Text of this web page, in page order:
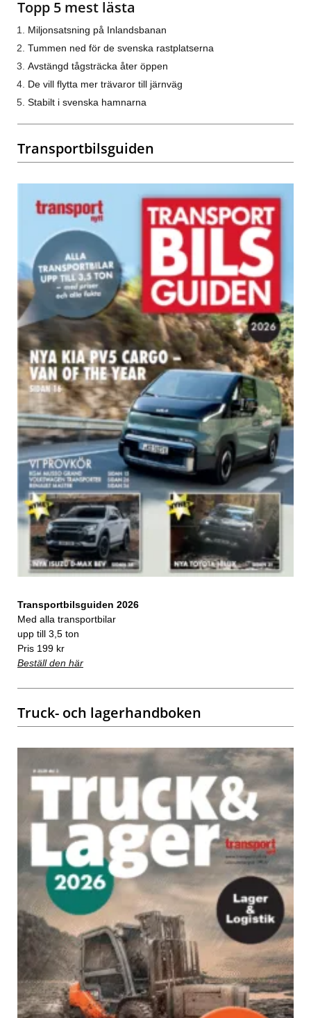
Topp 5 mest lästa
Miljonsatsning på Inlandsbanan
Tummen ned för de svenska rastplatserna
Avstängd tågsträcka åter öppen
De vill flytta mer trävaror till järnväg
Stabilt i svenska hamnarna
Transportbilsguiden
Transportbilsguiden 2026
Med alla transportbilar
upp till 3,5 ton
Pris 199 kr
Beställ den här
Truck- och lagerhandboken